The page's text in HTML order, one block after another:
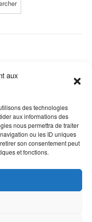
aux
des technologies
aux informations des
nous permettra de traiter
ou les ID uniques
son consentement peut
et fonctions.
de la saisonnalité de la fleur
fermes florales Respect de
?
?